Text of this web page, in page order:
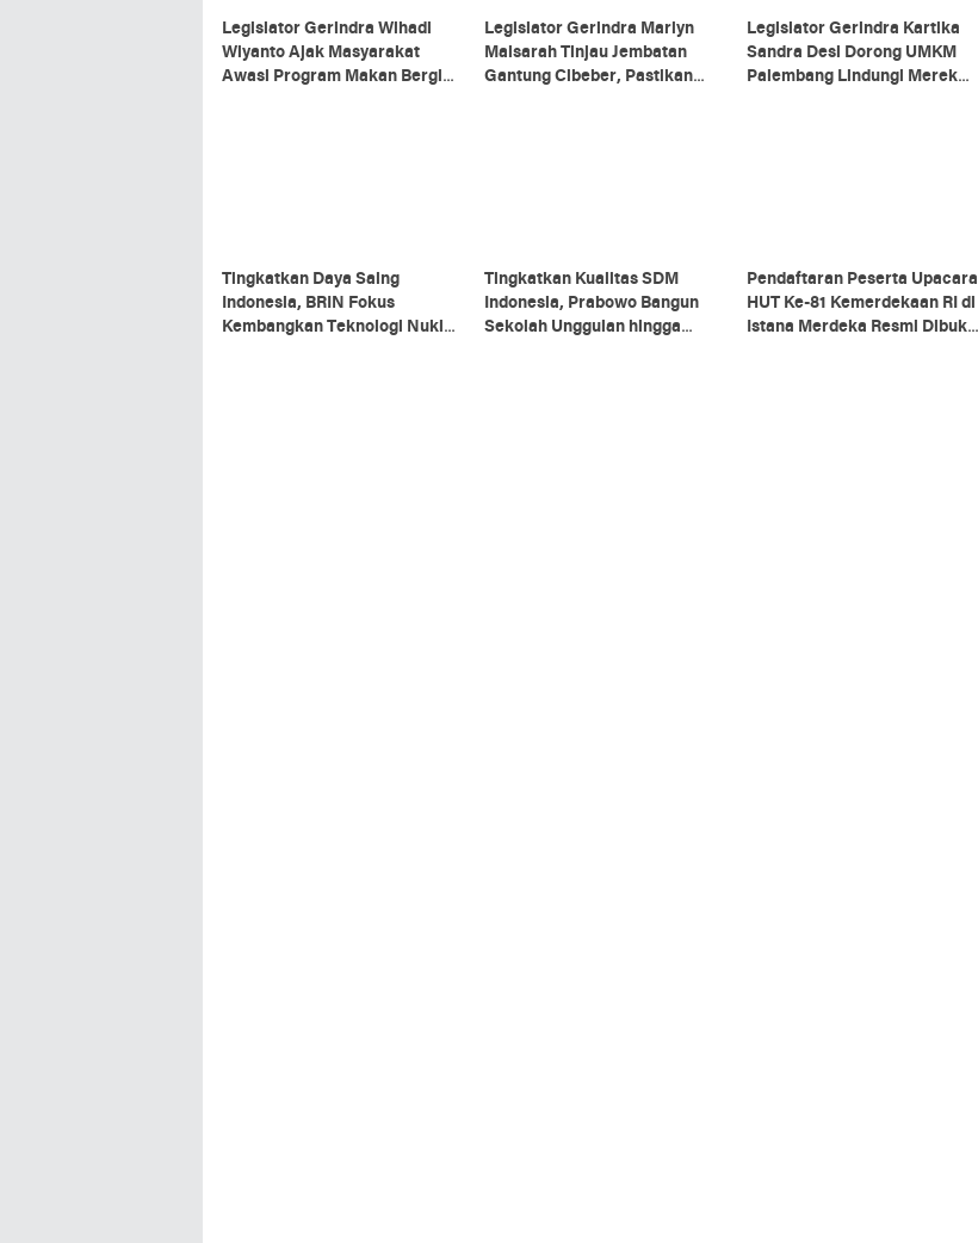
Legislator Gerindra Wihadi
Wiyanto Ajak Masyarakat
Awasi Program Makan Bergizi
Legislator Gerindra Marlyn
Maisarah Tinjau Jembatan
Gantung Cibeber, Pastikan
Legislator Gerindra Kartika
Sandra Desi Dorong UMKM
Palembang Lindungi Merek
Tingkatkan Daya Saing
Indonesia, BRIN Fokus
Kembangkan Teknologi Nuklir
Tingkatkan Kualitas SDM
Indonesia, Prabowo Bangun
Sekolah Unggulan hingga
Pendaftaran Peserta Upacara
HUT Ke-81 Kemerdekaan RI di
Istana Merdeka Resmi Dibuka